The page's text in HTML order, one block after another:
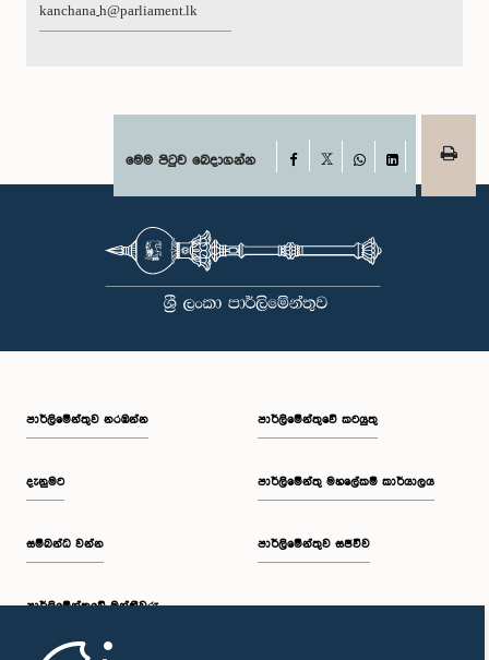
kanchana_h@parliament.lk
මෙම පිටුව බෙදාගන්න Facebook
WhatsAppLinkedIn
පාර්ලි‌මේන්තුව නරඹන්න
දැනුමට
සම්බන්ධ වන්න
පාර්ලි‌මේන්තුවේ මන්ත්‍රීවරු
පාර්ලිමේන්තුවේ කටයුතු
පාර්ලිමේන්තු මහලේකම් කාර්යාලය
පාර්ලිමේන්තුව සජීවීව